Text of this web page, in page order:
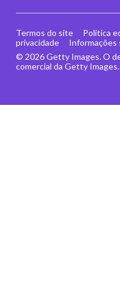
© 2026 Getty Images. O
comercial da Getty Images.
Termos do site Política
privacidade
Informações